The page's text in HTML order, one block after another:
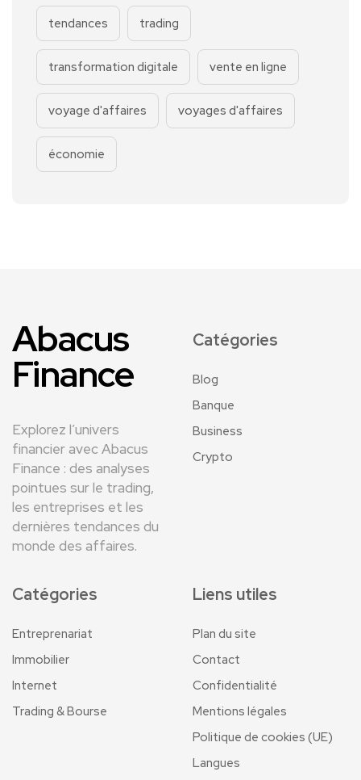
tendances trading
transformation digitale vente en ligne
voyage d'affaires voyages d'affaires
économie
Abacus
Finance
Explorez l’univers
financier avec Abacus
Finance : des analyses
pointues sur le trading,
les entreprises et les
dernières tendances du
monde des affaires.
Catégories
Blog
Banque
Business
Crypto
Catégories
Entreprenariat
Immobilier
Internet
Trading & Bourse
Liens utiles
Plan du site
Contact
Confidentialité
Mentions légales
Politique de cookies (UE)
Langues